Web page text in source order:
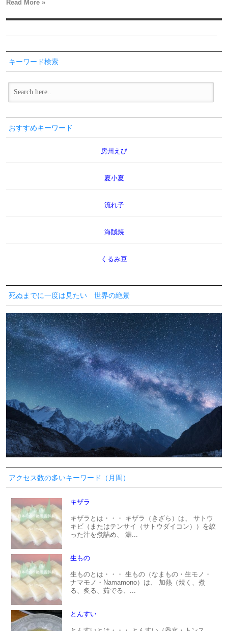
Read More »
キーワード検索
おすすめキーワード
房州えび
夏小夏
流れ子
海賊焼
くるみ豆
死ぬまでに一度は見たい 世界の絶景
アクセス数の多いキーワード（月間）
キザラ
キザラとは・・・ キザラ（きざら）は、 サトウ
キビ（またはテンサイ（サトウダイコン））を絞
った汁を煮詰め、 濃...
生もの
生ものとは・・・ 生もの（なまもの・生モノ・
ナマモノ・Namamono）は、 加熱（焼く、煮
る、炙る、茹でる、...
とんすい